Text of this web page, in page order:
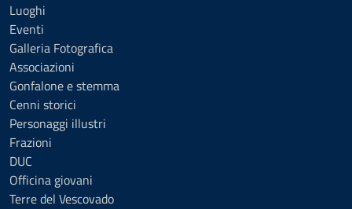
Luoghi
Eventi
Galleria Fotografica
Associazioni
Gonfalone e stemma
Cenni storici
Personaggi illustri
Frazioni
DUC
Officina giovani
Terre del Vescovado